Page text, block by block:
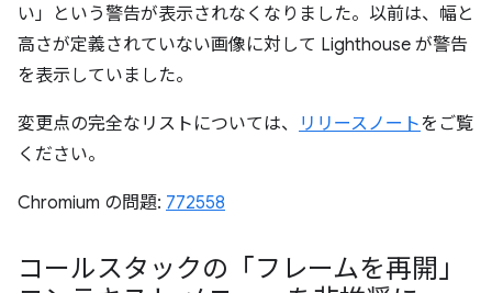
い」という警告が表示されなくなりました。以前は、幅と
高さが定義されていない画像に対して Lighthouse が警告
を表示していました。
変更点の完全なリストについては、 リリースノートをご覧
ください。
Chromium の問題: 772558
コールスタックの「フレームを再開」